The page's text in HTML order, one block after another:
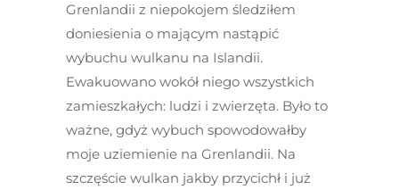
Grenlandii z niepokojem śledziłem
doniesienia o mającym nastąpić
wybuchu wulkanu na Islandii.
Ewakuowano wokół niego wszystkich
zamieszkałych: ludzi i zwierzęta. Było to
ważne, gdyż wybuch spowodowałby
moje uziemienie na Grenlandii. Na
szczęście wulkan jakby przycichł i już